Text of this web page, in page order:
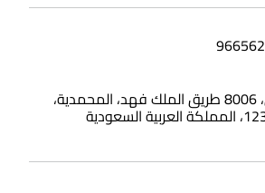
بناية وامي، 8006 طريق الملك فهد، المحمدية،